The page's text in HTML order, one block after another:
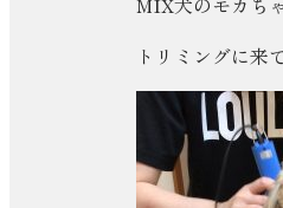
トリミングに来